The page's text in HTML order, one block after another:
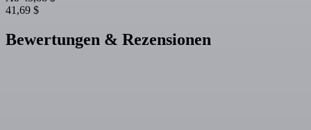
41,69 $
Bewertungen & Rezensionen